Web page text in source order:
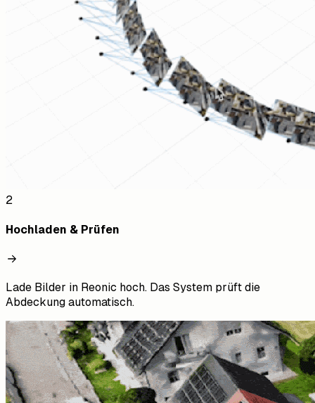
2
Hochladen & Prüfen
Lade Bilder in Reonic hoch. Das System prüft die
Abdeckung automatisch.